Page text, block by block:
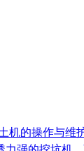
机的操作与维